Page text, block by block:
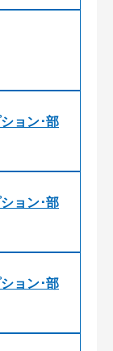
ョン･部
ョン･部
ョン･部